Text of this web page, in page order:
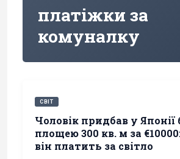
платіжки за
комуналку
СВІТ
Чоловік придбав у
площею 300 кв. м за
він платить за світло